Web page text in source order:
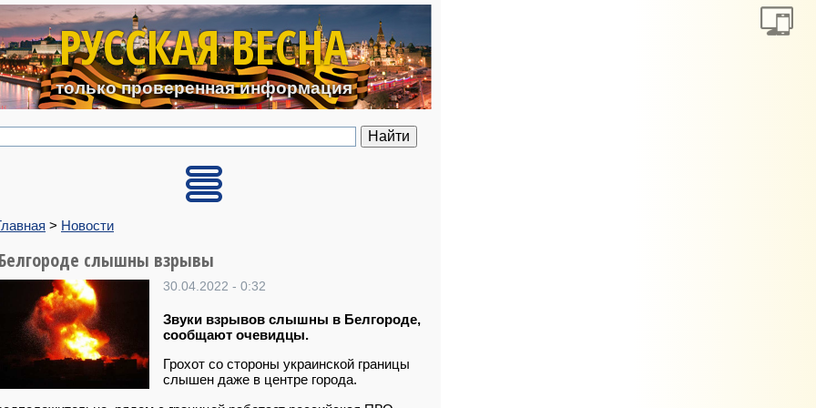
Перейти к основному содержанию
РУССКАЯ ВЕСНА
только проверенная информация
> Новости
слышны взрывы
30.04.2022 - 0:32
Звуки взрывов слышны в Белгороде,
сообщают очевидцы.
Грохот со стороны украинской границы
слышен даже в центре города.